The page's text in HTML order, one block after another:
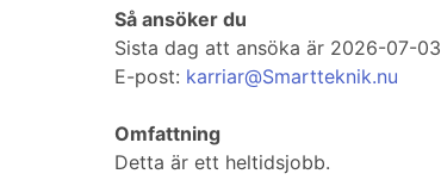
Så ansöker du
Sista dag att ansöka är 2026-07-03
E-post: karriar@Smartteknik.nu
Omfattning
Detta är ett heltidsjobb.